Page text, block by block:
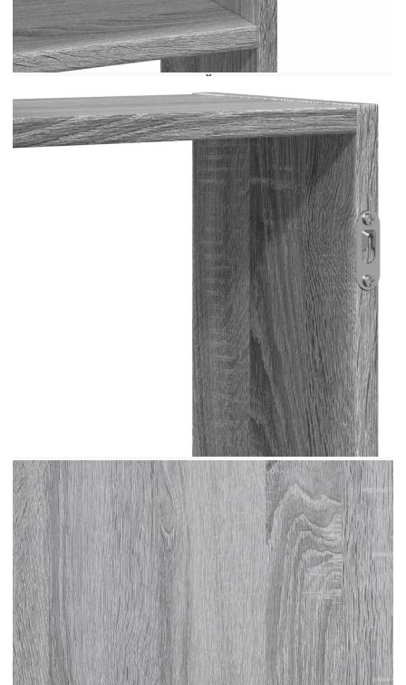
пространство и придайте истински стил на
стената с този стенен рафт! Стабилен и
издръжлив материал: Инженерната дървесина е
издръжлив и стабилен материал с гладка
повърхност, която е устойчива на влага,
изкривяване и разцепване, което я прави
надежден избор за различни
проекти.Достатъчно място за съхранение: Този
стенен плаващ рафт предлага удобно място за
съхранение, за да държите вашите различни
ежедневни неща добре организирани и
леснодостъпни.Спестяващ място дизайн: Този
плаващ рафт може да бъде монтиран на стена, за
да добавите допълнително място за съхранение.
По този начин можете да увеличите максимално
пространството на пода и да поддържате
чистота.Лесен за поддръжка: Този стенен рафт
за декорации се почиства лесно с влажна кърпа
и изисква по-малко поддръжка. Добре е да се
знае:Винтовете и дюбелите за стената не са
включени. Съветваме ви да намерите и
използвате винтове и дюбели, подходящи
специално за вашите стени. Ако не сте сигурни,
можете да се консултирате с професионалист.
Моля, прочетете и следвайте всяка стъпка от
Цвят: Сив сонома
Материал: Инженерно дърво
Размери: 129 x 18 x 42 см (Ш x Д x В)
Максимална товароносимост (обща): 30 кг
Максимална товароносимост (рафт): 5 кг
Необходим е монтаж